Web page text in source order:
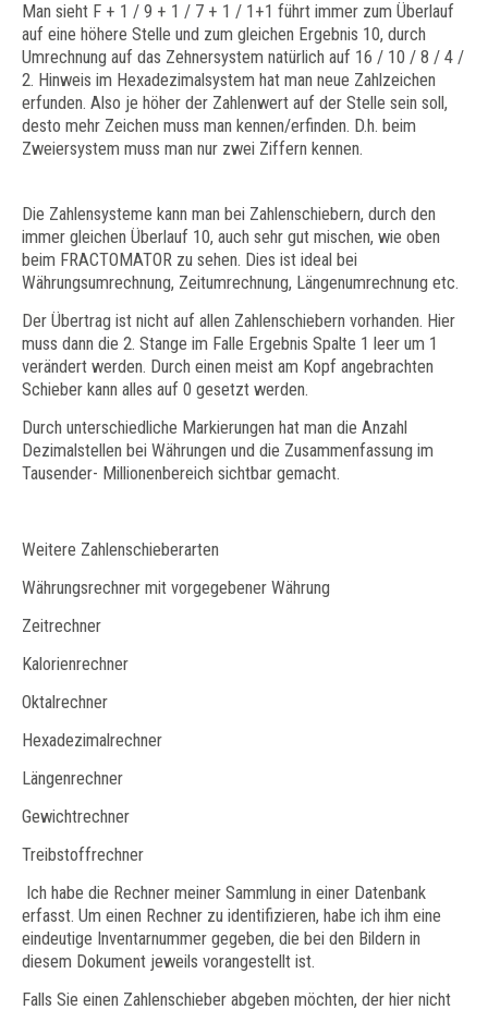
Man sieht F + 1 / 9 + 1 / 7 + 1 / 1+1 führt immer zum Überlauf
auf eine höhere Stelle und zum gleichen Ergebnis 10, durch
Umrechnung auf das Zehnersystem natürlich auf 16 / 10 / 8 / 4 /
2. Hinweis im Hexadezimalsystem hat man neue Zahlzeichen
erfunden. Also je höher der Zahlenwert auf der Stelle sein soll,
desto mehr Zeichen muss man kennen/erfinden. D.h. beim
Zweiersystem muss man nur zwei Ziffern kennen.
Die Zahlensysteme kann man bei Zahlenschiebern, durch den
immer gleichen Überlauf 10, auch sehr gut mischen, wie oben
beim FRACTOMATOR zu sehen. Dies ist ideal bei
Währungsumrechnung, Zeitumrechnung, Längenumrechnung etc.
Der Übertrag ist nicht auf allen Zahlenschiebern vorhanden. Hier
muss dann die 2. Stange im Falle Ergebnis Spalte 1 leer um 1
verändert werden. Durch einen meist am Kopf angebrachten
Schieber kann alles auf 0 gesetzt werden.
Durch unterschiedliche Markierungen hat man die Anzahl
Dezimalstellen bei Währungen und die Zusammenfassung im
Tausender- Millionenbereich sichtbar gemacht.
Weitere Zahlenschieberarten
Währungsrechner mit vorgegebener Währung
Zeitrechner
Kalorienrechner
Oktalrechner
Hexadezimalrechner
Längenrechner
Gewichtrechner
Treibstoffrechner
Ich habe die Rechner meiner Sammlung in einer Datenbank
erfasst. Um einen Rechner zu identifizieren, habe ich ihm eine
eindeutige Inventarnummer gegeben, die bei den Bildern in
diesem Dokument jeweils vorangestellt ist.
Falls Sie einen Zahlenschieber abgeben möchten, der hier nicht